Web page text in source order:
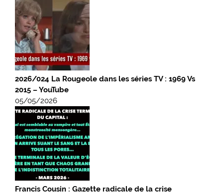
2026/024 La Rougeole dans les séries TV : 1969 Vs
2015 – YouTube
05/05/2026
Francis Cousin : Gazette radicale de la crise